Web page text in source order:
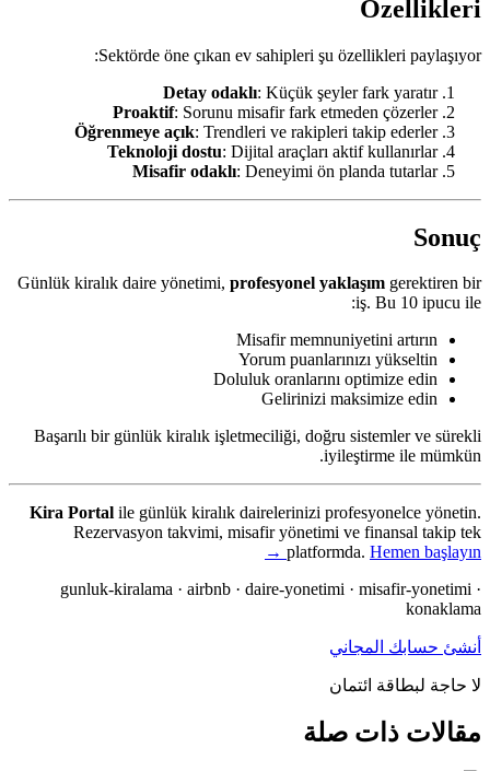
Özellikleri
Sektörde öne çıkan ev sahipleri şu özellikleri paylaşıyor:
Detay odaklı: Küçük şeyler fark yaratır
Proaktif: Sorunu misafir fark etmeden çözerler
Öğrenmeye açık: Trendleri ve rakipleri takip ederler
Teknoloji dostu: Dijital araçları aktif kullanırlar
Misafir odaklı: Deneyimi ön planda tutarlar
Sonuç
Günlük kiralık daire yönetimi, profesyonel yaklaşım gerektiren bir
iş. Bu 10 ipucu ile:
Misafir memnuniyetini artırın
Yorum puanlarınızı yükseltin
Doluluk oranlarını optimize edin
Gelirinizi maksimize edin
Başarılı bir günlük kiralık işletmeciliği, doğru sistemler ve sürekli
iyileştirme ile mümkün.
Kira Portal ile günlük kiralık dairelerinizi profesyonelce yönetin.
Rezervasyon takvimi, misafir yönetimi ve finansal takip tek
platformda. Hemen başlayın →
gunluk-kiralama · airbnb · daire-yonetimi · misafir-yonetimi ·
konaklama
أنشئ حسابك المجاني
لا حاجة لبطاقة ائتمان
مقالات ذات صلة